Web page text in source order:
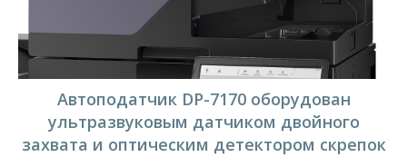
Автоподатчик DP-7170 оборудован
ультразвуковым датчиком двойного
захвата и оптическим детектором скрепок